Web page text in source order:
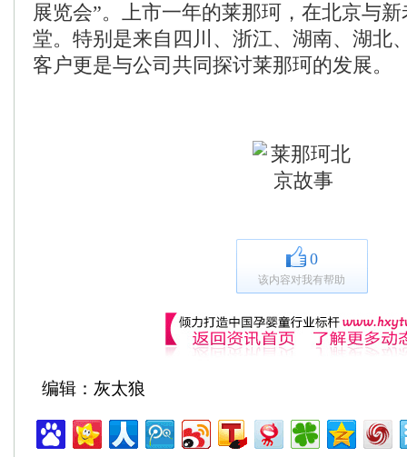
展览会”。上市一年的莱那珂，在北京与
堂。特别是来自四川、浙江、湖南、湖北
客户更是与公司共同探讨莱那珂的发展。
0
该内容对我有帮助
编辑：灰太狼